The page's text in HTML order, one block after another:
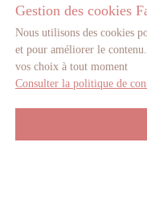
Gestion des cookies
Nous utilisons des cookies
et pour améliorer le
vos choix à tout moment
Consulter la politique de